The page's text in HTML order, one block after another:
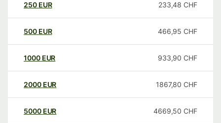
250 EUR 233,48 CHF
500 EUR 466,95 CHF
1000 EUR 933,90 CHF
2000 EUR 1867,80 CHF
5000 EUR 4669,50 CHF